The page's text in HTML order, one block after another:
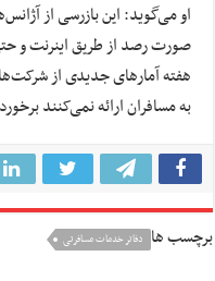
او می‌گوید: این بازرسی از
صورت رصد از طریق اینرنت و
هفته آمار‌های جدیدی از
به مسافران ارائه نمی‌کنند
برچسب ها دفاتر خدمات مسافرتی